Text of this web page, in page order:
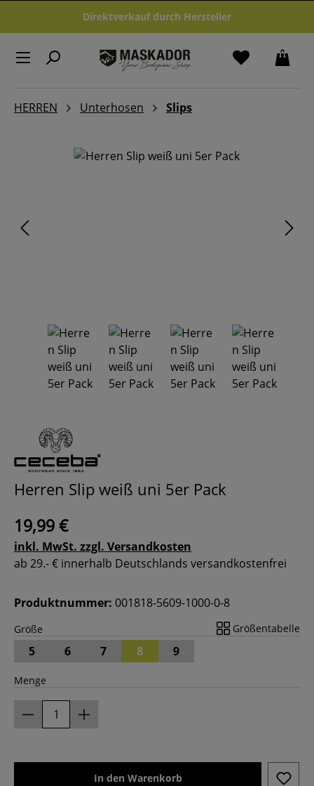
Zum Hauptinhalt springenDirektverkauf durch Hersteller
HERREN Unterhosen Slips
Herren Slip weiß uni 5er Pack
19,99 €
inkl. MwSt. zzgl. Versandkosten
ab 29.- € innerhalb Deutschlands versandkostenfrei
Produktnummer: 001818-5609-1000-0-8
Größe Größentabelle
5 6 7 8 9
Menge
In den Warenkorb